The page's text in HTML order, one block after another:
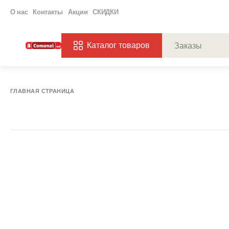
О нас Контакты Акции СКИДКИ
Каталог товаров
ГЛАВНАЯ СТРАНИЦА